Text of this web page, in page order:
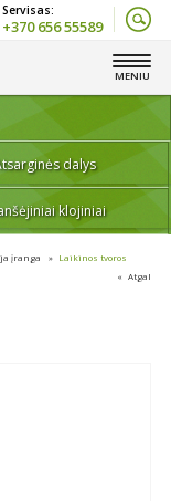
+370 656 55589
MENIU
dalys
klojiniai
įranga
Laikinos tvoros
Atgal